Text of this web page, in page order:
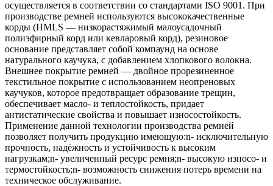
осуществляется в соответствии со стандартами ISO 9001. При
производстве ремней используются высококачественные
корды (HMLS — низкорастяжимый малоусадочный
полиэфирный корд или кевларовый корд), резиновое
основание представляет собой компаунд на основе
натурального каучука, с добавлением хлопкового волокна.
Внешнее покрытие ремней — двойное прорезиненное
текстильное покрытие с использованием неопреновых
каучуков, которое предотвращает образование трещин,
обеспечивает масло- и теплостойкость, придает
антистатические свойства и повышает износостойкость.
Применение данной технологии производства ремней
позволяет получить продукцию имеющую:n- исключительную
прочность, надёжность и устойчивость к высоким
нагрузкам;n- увеличенный ресурс ремня;n- высокую износо- и
термостойкость;n- возможность снижения потерь времени на
техническое обслуживание.